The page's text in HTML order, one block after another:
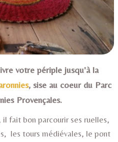
votre périple jusqu'à la
, sise au coeur du Parc
Provençales.
il fait bon parcourir ses ruelles,
les tours médiévales, le pont